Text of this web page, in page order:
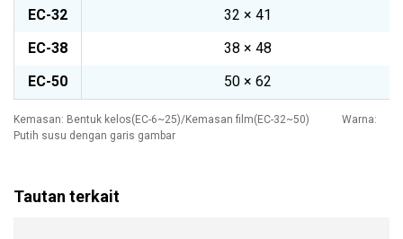
EC-32
32 × 41
EC-38
38 × 48
EC-50
50 × 62
Kemasan: Bentuk kelos(EC-6~25)/Kemasan film(EC-32~50) Warna:
Putih susu dengan garis gambar
Tautan terkait